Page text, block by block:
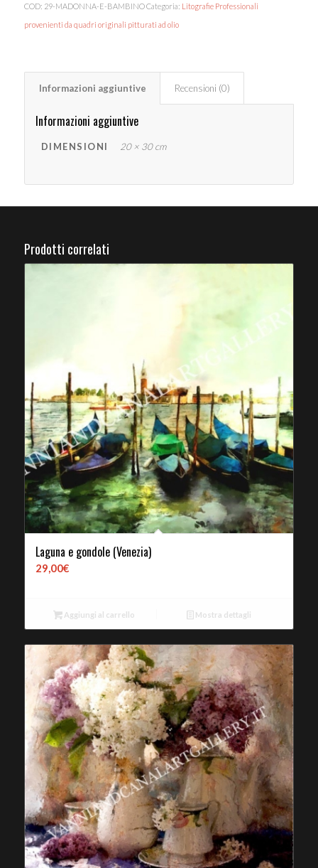
COD: 29-MADONNA-E-BAMBINOCategoria: Litografie Professionali
provenienti da quadri originali pitturati ad olio
Informazioni aggiuntive Recensioni (0)
Informazioni aggiuntive
DIMENSIONI 20 × 30 cm
Prodotti correlati
Laguna e gondole (Venezia)
29,00€
Aggiungi al carrello Mostra dettagli